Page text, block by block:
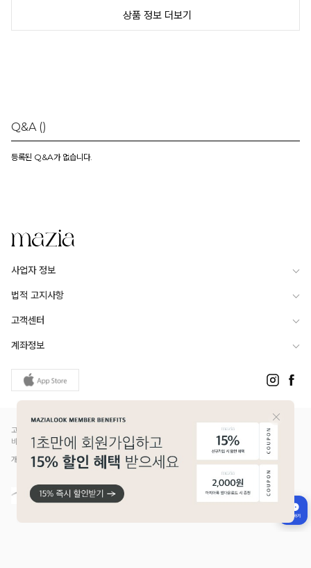
상품 정보 더보기
Q&A ()
등록된 Q&A가 없습니다.
사업자 정보
법적 고지사항
고객센터
계좌정보
고객님은 안전거래를 위해 현금 등으로 결제 시 저희 쇼핑몰에서 가입한 PG사의 구매안전서
비스를 이용하실 수 있습니다.
개인정보보호배상책임보험(Ⅱ) 가입 - 메리츠화재 증권번호 14610-1327